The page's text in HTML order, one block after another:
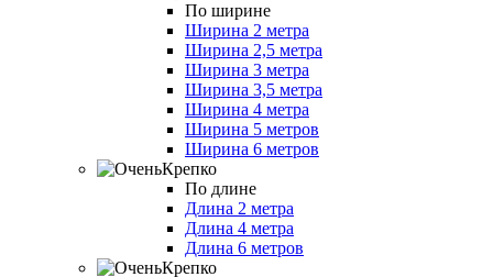
По ширине
Ширина 2 метра
Ширина 2,5 метра
Ширина 3 метра
Ширина 3,5 метра
Ширина 4 метра
Ширина 5 метров
Ширина 6 метров
По длине
Длина 2 метра
Длина 4 метра
Длина 6 метров